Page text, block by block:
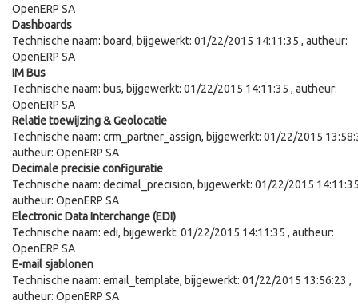
OpenERP SA
Dashboards
Technische naam: board, bijgewerkt: 01/22/2015 14:11:35 , autheur:
OpenERP SA
IM Bus
Technische naam: bus, bijgewerkt: 01/22/2015 14:11:35 , autheur:
OpenERP SA
Relatie toewijzing & Geolocatie
Technische naam: crm_partner_assign, bijgewerkt: 01/22/2015
autheur: OpenERP SA
Decimale precisie configuratie
Technische naam: decimal_precision, bijgewerkt: 01/22/2015
autheur: OpenERP SA
Electronic Data Interchange (EDI)
Technische naam: edi, bijgewerkt: 01/22/2015 14:11:35 , autheur:
OpenERP SA
E-mail sjablonen
Technische naam: email_template, bijgewerkt: 01/22/2015 13:56:23 ,
autheur: OpenERP SA